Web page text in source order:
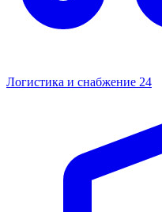
Логистика и снабжение 24